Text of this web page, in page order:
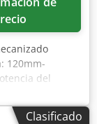
120mm-
del
36 m/36 m/30
herramientas:
Clasificado